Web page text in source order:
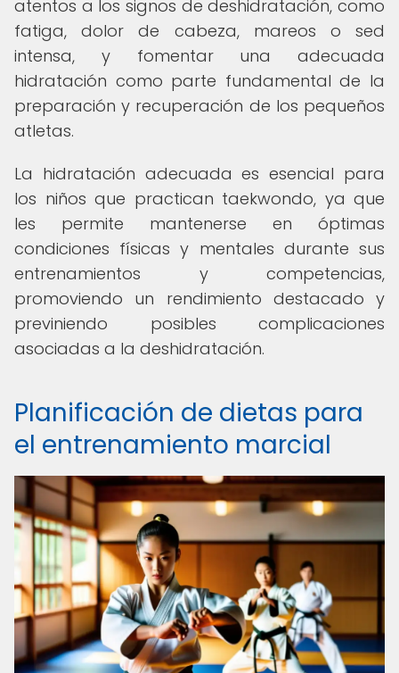
atentos a los signos de deshidratación, como
fatiga, dolor de cabeza, mareos o sed
intensa, y fomentar una adecuada
hidratación como parte fundamental de la
preparación y recuperación de los pequeños
atletas.
La hidratación adecuada es esencial para
los niños que practican taekwondo, ya que
les permite mantenerse en óptimas
condiciones físicas y mentales durante sus
entrenamientos y competencias,
promoviendo un rendimiento destacado y
previniendo posibles complicaciones
asociadas a la deshidratación.
Planificación de dietas para
el entrenamiento marcial